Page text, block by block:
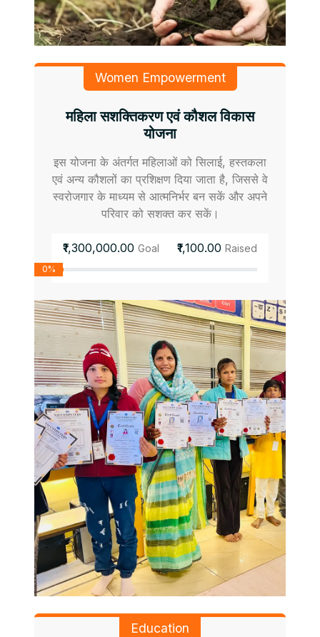
Women Empowerment
महिला सशक्तिकरण एवं कौशल विकास
योजना
इस योजना के अंतर्गत महिलाओं को सिलाई, हस्तकला
एवं अन्य कौशलों का प्रशिक्षण दिया जाता है, जिससे वे
स्वरोजगार के माध्यम से आत्मनिर्भर बन सकें और अपने
परिवार को सशक्त कर सकें।
₹1,300,000.00 Goal ₹1,100.00 Raised
0%
Education